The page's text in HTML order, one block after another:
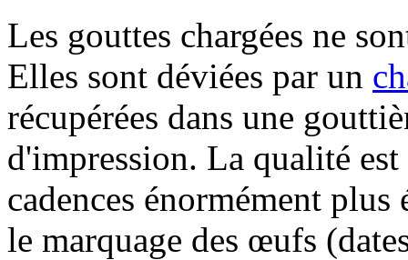
Les gouttes chargées ne
Elles sont déviées par un
récupérées dans une
d'impression. La qualité
cadences énormément
le marquage des œufs